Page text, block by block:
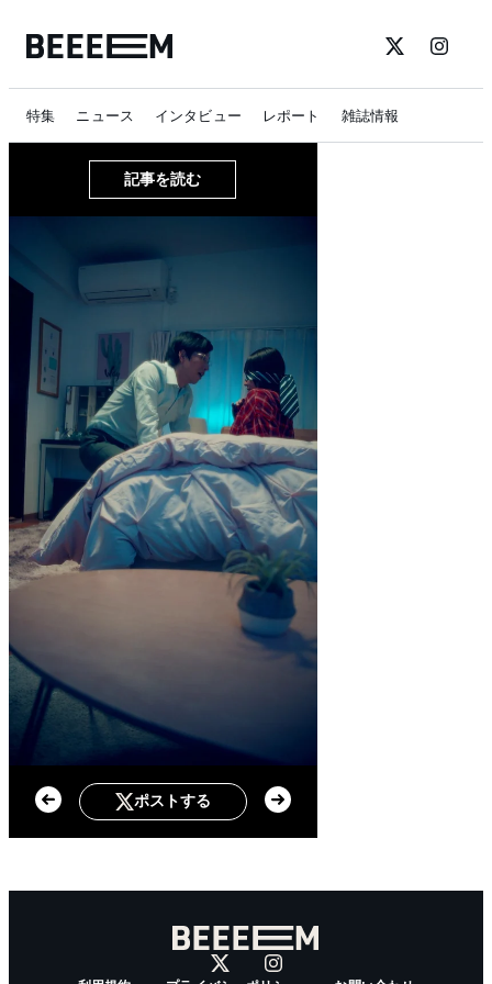
特集 ニュース インタビュー レポート 雑誌情報
記事を読む
ポストする